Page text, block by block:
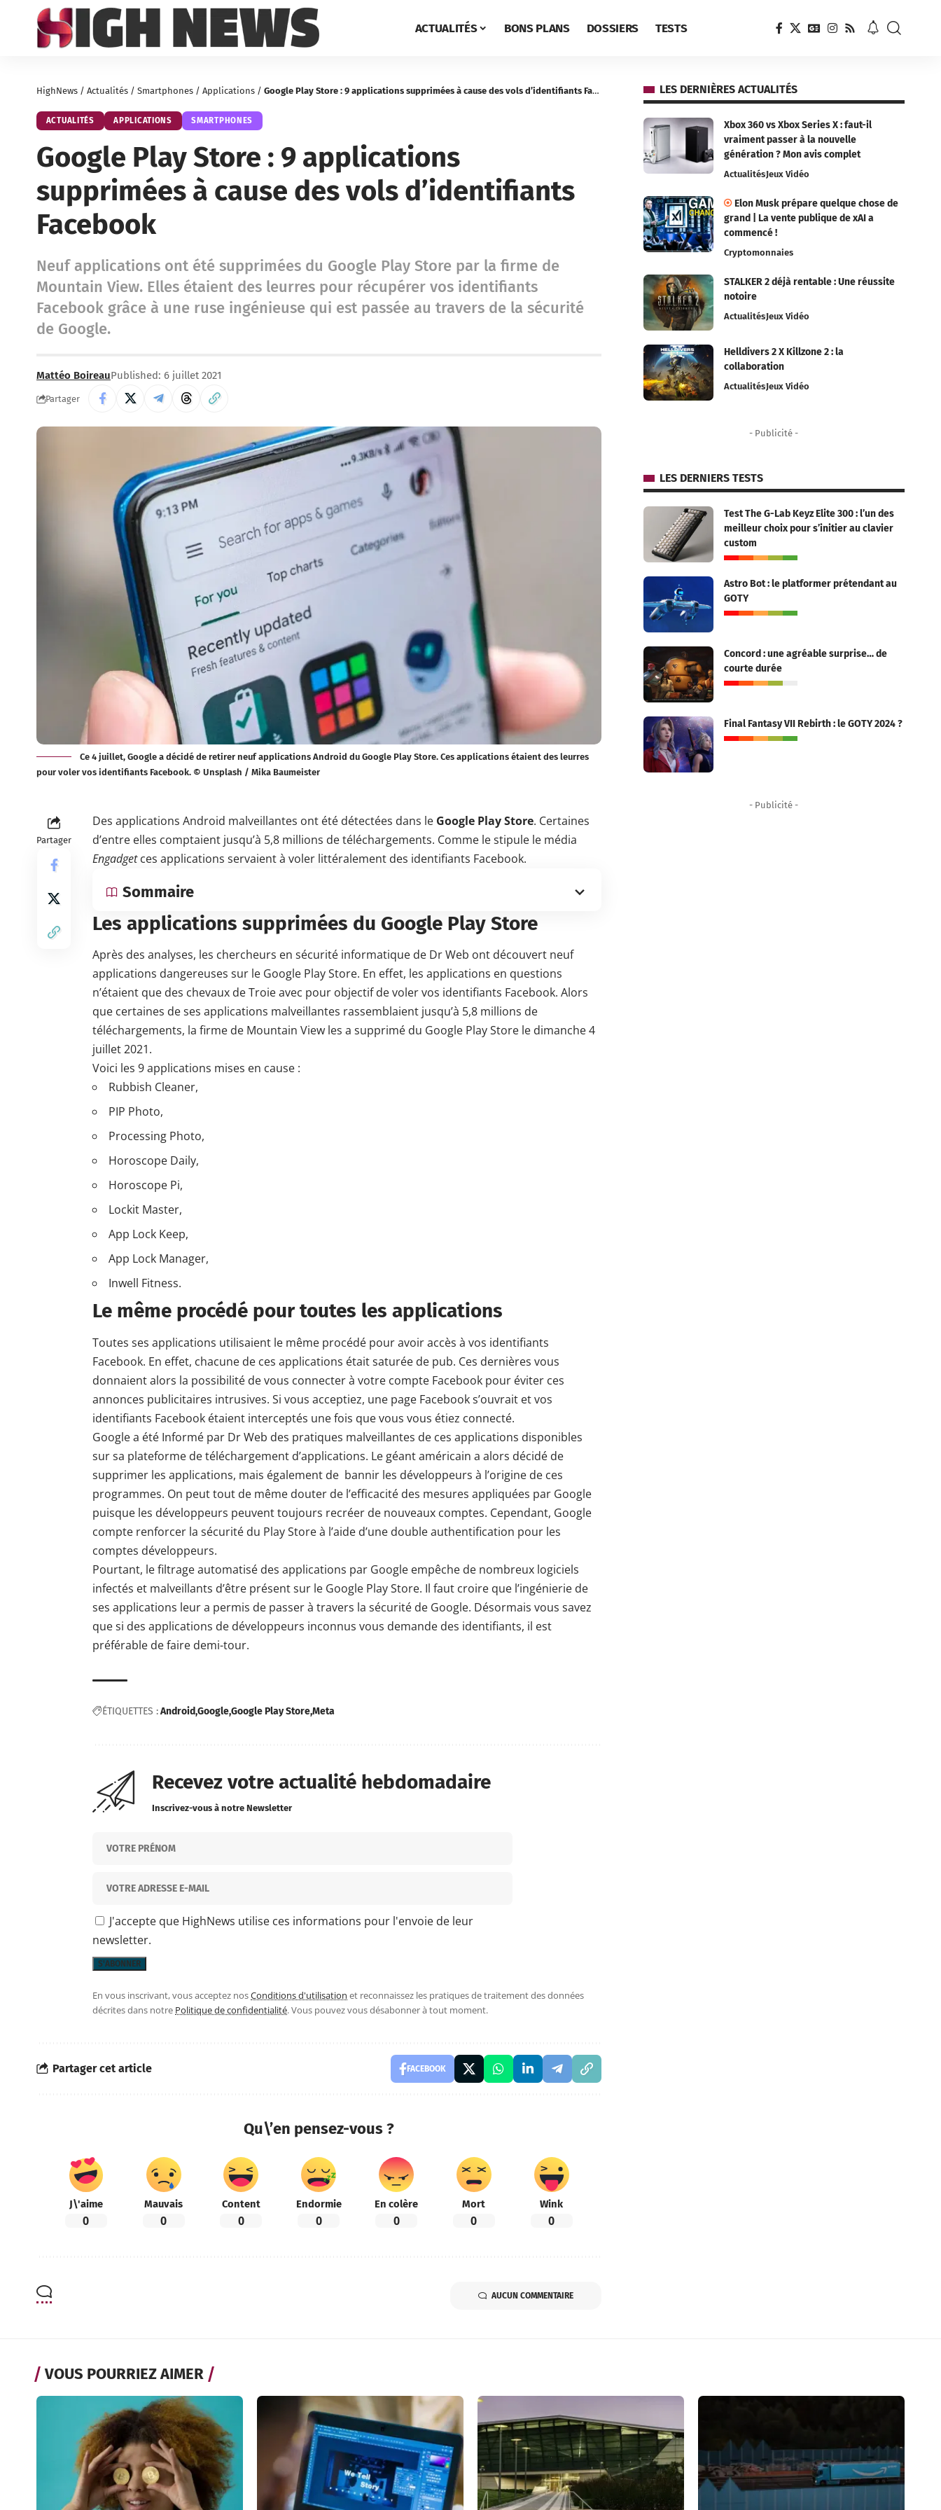
ACTUALITÉS BONS PLANS DOSSIERS TESTS
HighNews / Actualités / Smartphones / Applications / Google Play Store : 9 applications supprimées à cause des vols d’identifiants Facebook
ACTUALITÉS APPLICATIONS SMARTPHONES
Google Play Store : 9 applications
supprimées à cause des vols d’identifiants
Facebook
Neuf applications ont été supprimées du Google Play Store par la firme de
Mountain View. Elles étaient des leurres pour récupérer vos identifiants
Facebook grâce à une ruse ingénieuse qui est passée au travers de la sécurité
de Google.
Mattéo BoireauPublished: 6 juillet 2021
Partager
Ce 4 juillet, Google a décidé de retirer neuf applications Android du Google Play Store. Ces applications étaient des leurres
pour voler vos identifiants Facebook. © Unsplash / Mika Baumeister
Partager
Des applications Android malveillantes ont été détectées dans le Google Play Store. Certaines
d’entre elles comptaient jusqu’à 5,8 millions de téléchargements. Comme le stipule le média
Engadgetces applications servaient à voler littéralement des identifiants Facebook.
Sommaire
Les applications supprimées du Google Play Store
Après des analyses, les chercheurs en sécurité informatique de Dr Web ont découvert neuf
applications dangereuses sur le Google Play Store. En effet, les applications en questions
n’étaient que des chevaux de Troie avec pour objectif de voler vos identifiants Facebook. Alors
que certaines de ses applications malveillantes rassemblaient jusqu’à 5,8 millions de
téléchargements, la firme de Mountain View les a supprimé du Google Play Store le dimanche 4
juillet 2021.
Voici les 9 applications mises en cause :
Rubbish Cleaner,
PIP Photo,
Processing Photo,
Horoscope Daily,
Horoscope Pi,
Lockit Master,
App Lock Keep,
App Lock Manager,
Inwell Fitness.
Le même procédé pour toutes les applications
Toutes ses applications utilisaient le même procédé pour avoir accès à vos identifiants
Facebook. En effet, chacune de ces applications était saturée de pub. Ces dernières vous
donnaient alors la possibilité de vous connecter à votre compte Facebook pour éviter ces
annonces publicitaires intrusives. Si vous acceptiez, une page Facebook s’ouvrait et vos
identifiants Facebook étaient interceptés une fois que vous vous étiez connecté.
Google a été Informé par Dr Web des pratiques malveillantes de ces applications disponibles
sur sa plateforme de téléchargement d’applications. Le géant américain a alors décidé de
supprimer les applications, mais également de bannir les développeurs à l’origine de ces
programmes. On peut tout de même douter de l’efficacité des mesures appliquées par Google
puisque les développeurs peuvent toujours recréer de nouveaux comptes. Cependant, Google
compte renforcer la sécurité du Play Storeà l’aide d’une double authentification pour les
comptes développeurs.
Pourtant, le filtrage automatisé des applications par Google empêche de nombreux logiciels
infectés et malveillants d’être présent sur le Google Play Store. Il faut croire que l’ingénierie de
ses applications leur a permis de passer à travers la sécurité de Google. Désormais vous savez
que si des applications de développeurs inconnus vous demande des identifiants, il est
préférable de faire demi-tour.
ÉTIQUETTES :Android GoogleGoogle Play StoreMeta
Recevez votre actualité hebdomadaire
Inscrivez-vous à notre Newsletter
J'accepte que HighNews utilise ces informations pour l'envoie de leur
newsletter.
En vous inscrivant, vous acceptez nosConditions d'utilisation et reconnaissez les pratiques de traitement des données
décrites dans notre Politique de confidentialité. Vous pouvez vous désabonner à tout moment.
Partager cet article FACEBOOK
Qu\’en pensez-vous ?
J\'aime
0
Mauvais
0
Content
0
Endormie
0
En colère
0
Mort
0
Wink
0
AUCUN COMMENTAIRE
LES DERNIÈRES ACTUALITÉS
Xbox 360 vs Xbox Series X : faut-il
vraiment passer à la nouvelle
génération ? Mon avis complet
ActualitésJeux Vidéo
Elon Musk prépare quelque chose de
grand | La vente publique de xAI a
commencé !
Cryptomonnaies
STALKER 2 déjà rentable : Une réussite
notoire
ActualitésJeux Vidéo
Helldivers 2 X Killzone 2 : la
collaboration
ActualitésJeux Vidéo
- Publicité -
LES DERNIERS TESTS
Test The G-Lab Keyz Elite 300 : l’un des
meilleur choix pour s’initier au clavier
custom
Astro Bot : le platformer prétendant au
GOTY
Concord : une agréable surprise… de
courte durée
Final Fantasy VII Rebirth : le GOTY 2024 ?
- Publicité -
VOUS POURRIEZ AIMER